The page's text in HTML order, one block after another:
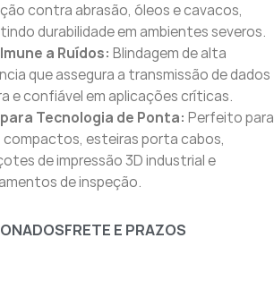
contra abrasão, óleos e cavacos,
durabilidade em ambientes severos.
a Ruídos: Blindagem de alta
que assegura a transmissão de dados
e confiável em aplicações críticas.
Tecnologia de Ponta: Perfeito para
compactos, esteiras porta cabos,
de impressão 3D industrial e
de inspeção.
FRETE E PRAZOS